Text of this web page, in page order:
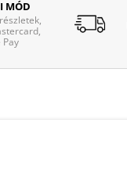
MÓD
Pay